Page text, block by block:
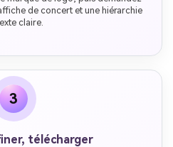
de concert et une hiérarchie
claire.
3
télécharger